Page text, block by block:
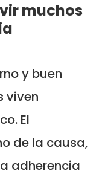
muchos
y buen
viven
El
de la causa,
adherencia